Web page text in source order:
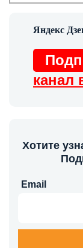
канал
Хотите
Email